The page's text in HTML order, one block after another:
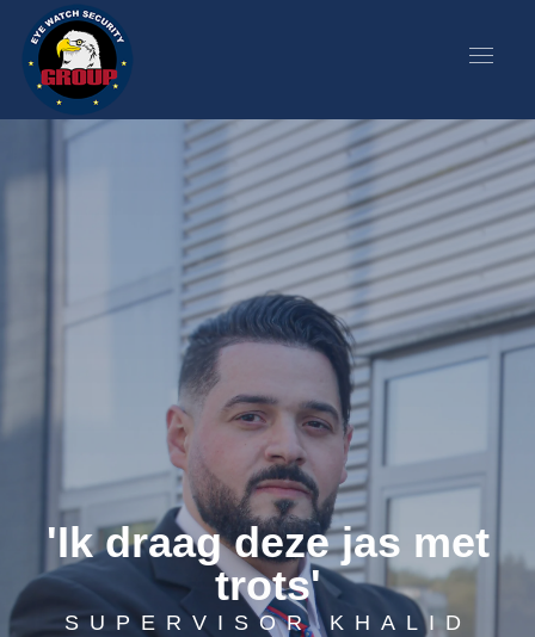
'Ik draag deze jas met
trots'
SUPERVISOR KHALID